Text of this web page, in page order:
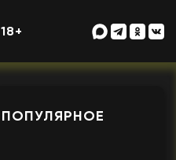
18+
ПОПУЛЯРНОЕ